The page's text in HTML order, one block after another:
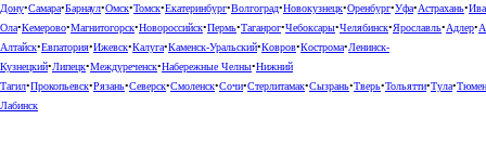
Дону•Самара•Барнаул•Омск•Томск•Екатеринбург•Волгоград•Новокузнецк•Оренбург•Уфа•Астрахань•
Ола•Кемерово•Магнитогорск•Новороссийск•Пермь•Таганрог•Чебоксары•Челябинск•Ярославль•Адлер•
Алтайск•Евпатория•Ижевск•Калуга•Каменск-Уральский•Ковров•Кострома•Ленинск-
Кузнецкий•Липецк•Междуреченск•Набережные Челны•Нижний
Тагил•Прокопьевск•Рязань•Северск•Смоленск•Сочи•Стерлитамак•Сызрань•Тверь•Тольятти•Тула•
Лабинск